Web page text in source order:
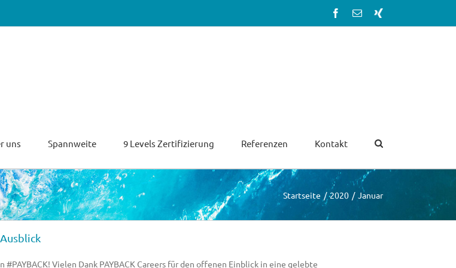
Facebook
E-
Xing
uns Spannweite 9 Levels Zertifizierung Referenzen Kontakt
Startseite / 2020 / Januar
#PAYBACK! Vielen Dank PAYBACK Careers für den offenen Einblick in eine gelebte